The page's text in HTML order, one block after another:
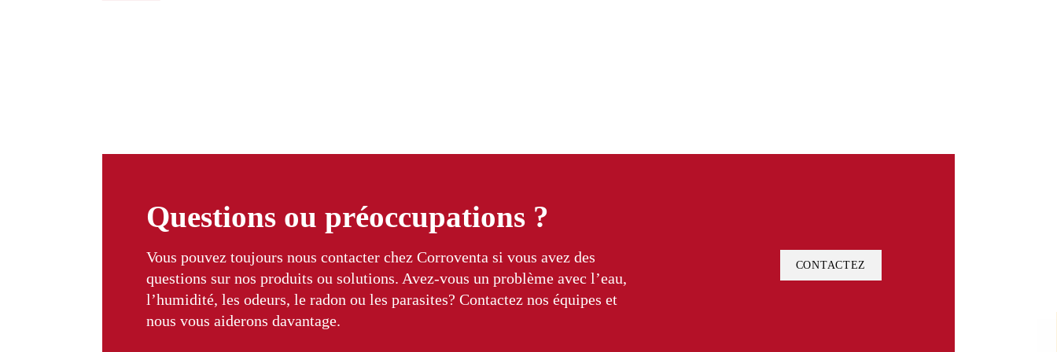
Questions ou préoccupations ?
Vous pouvez toujours nous contacter chez Corroventa si vous avez des
questions sur nos produits ou solutions. Avez-vous un problème avec l’eau,
l’humidité, les odeurs, le radon ou les parasites? Contactez nos équipes et
nous vous aiderons davantage.
CONTACTEZ